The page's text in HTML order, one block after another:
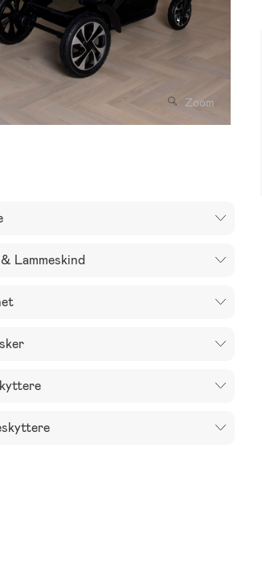
Zoom
Lammeskind